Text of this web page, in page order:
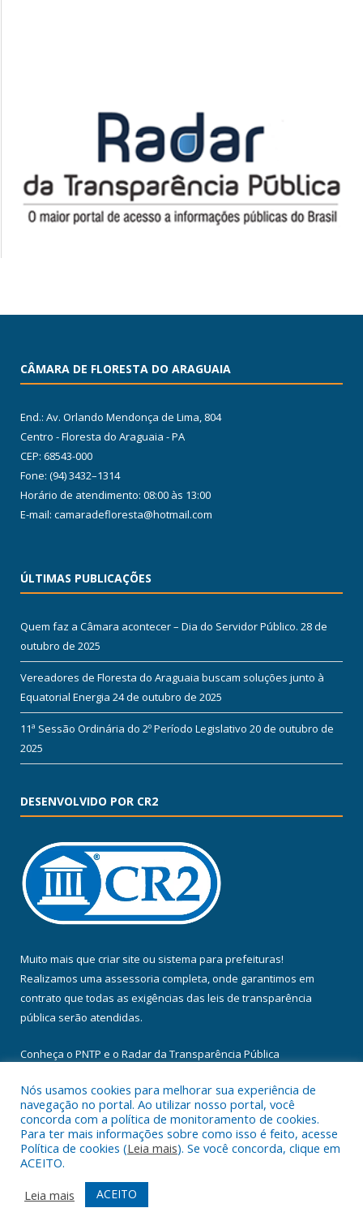
CÂMARA DE FLORESTA DO ARAGUAIA
End.: Av. Orlando Mendonça de Lima, 804
Centro - Floresta do Araguaia - PA
CEP: 68543-000
Fone: (94) 3432–1314
Horário de atendimento: 08:00 às 13:00
E-mail: camaradefloresta@hotmail.com
ÚLTIMAS PUBLICAÇÕES
Quem faz a Câmara acontecer – Dia do Servidor Público. 28 de
outubro de 2025
Vereadores de Floresta do Araguaia buscam soluções junto à
Equatorial Energia 24 de outubro de 2025
11ª Sessão Ordinária do 2º Período Legislativo 20 de outubro de
2025
DESENVOLVIDO POR CR2
Muito mais que criar site ou sistema para prefeituras!
Realizamos uma assessoria completa, onde garantimos em
contrato que todas as exigências das leis de transparência
pública serão atendidas.
Conheça o PNTP e o Radar da Transparência Pública
Todos os direitos reservados a Câmara Municipal de Floresta do
Araguaia.
Mapa do Site
Acessar Área Administrativa
Nós usamos cookies para melhorar sua experiência de
navegação no portal. Ao utilizar nosso portal, você
concorda com a política de monitoramento de cookies.
Para ter mais informações sobre como isso é feito, acesse
Política de cookies (Leia mais). Se você concorda, clique em
ACEITO.
Leia mais
ACEITO